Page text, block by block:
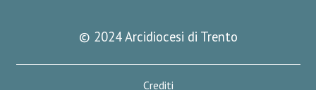
© 2024 Arcidiocesi di Trento
Crediti